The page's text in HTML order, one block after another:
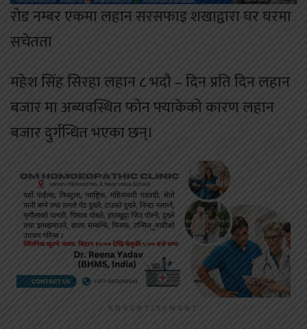
रोड नम्बर एकमा लहान सरसफाइ शखाद्वारा घर घरमा
सचेतता
महेश सिंह सिरहा लहान ८ भदौ – दिन प्रति दिन लहान
बजार मा अब्यवस्थित फोन फ्याकेको कारण लहान
बजार दुर्गन्धित भएका छन्।
ADVERTISEMENT